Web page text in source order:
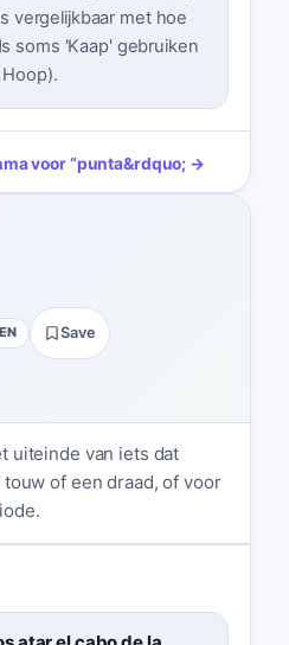
vergelijkbaar met hoe
soms 'Kaap' gebruiken
voor“punta&rdquo; →
Save
uiteinde van iets dat
of een draad, of voor